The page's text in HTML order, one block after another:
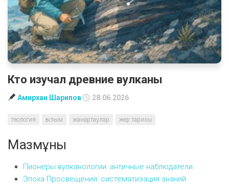
Кто изучал древние вулканы
Амирхан Шарипов 28.06.2026
геология ғылым жанартаулар жер тарихы
Мазмұны
Пионеры вулканологии: античные наблюдатели
Эпоха Просвещения: систематизация знаний